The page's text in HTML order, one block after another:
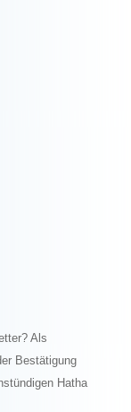
Als
Bestätigung
Hatha